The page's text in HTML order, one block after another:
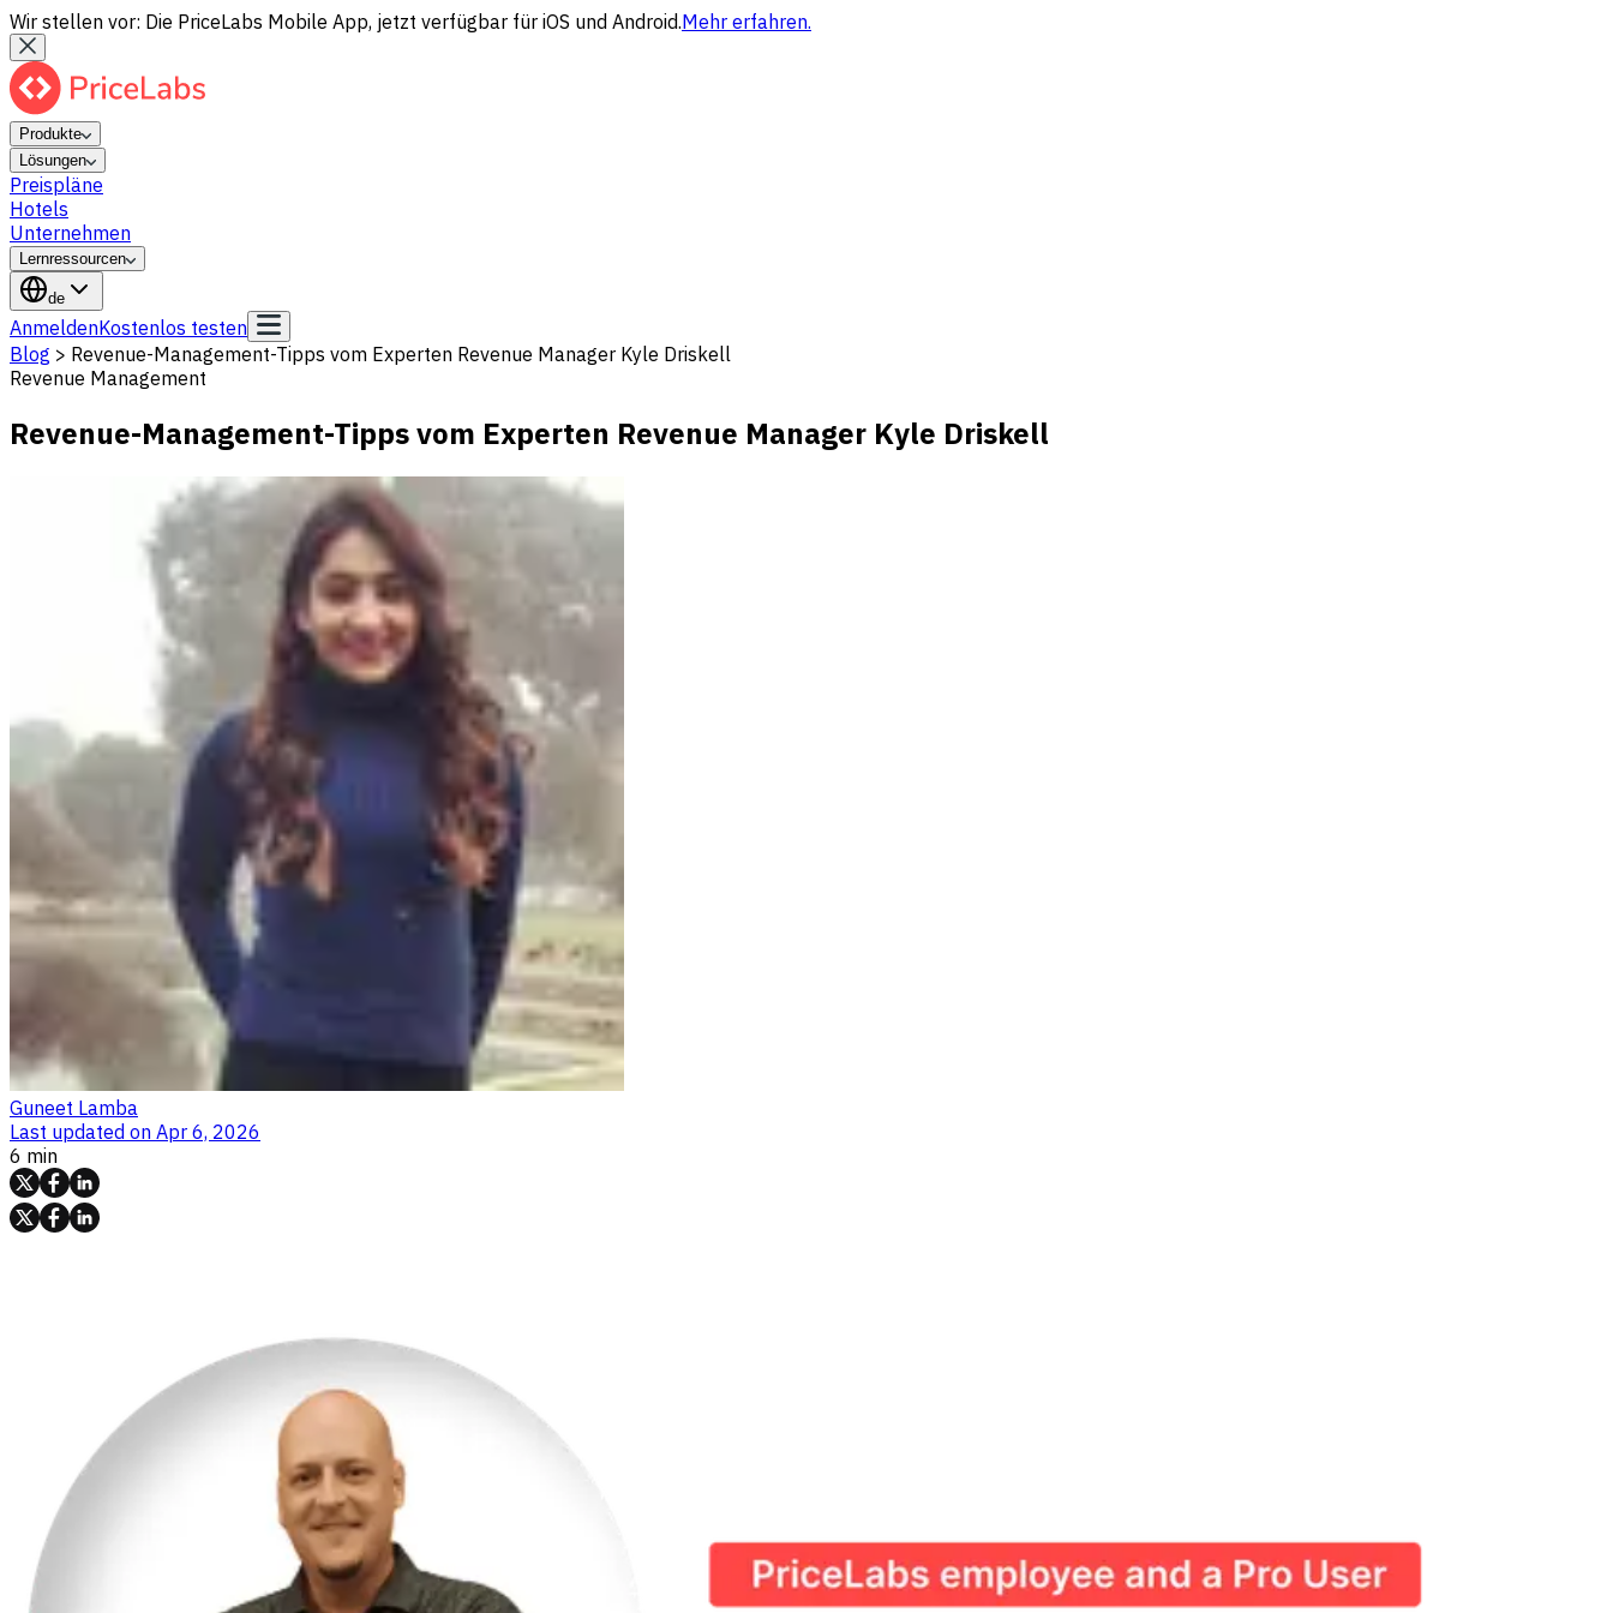
Wir stellen vor: Die PriceLabs Mobile App, jetzt verfügbar für iOS und Android.Mehr erfahren.
Produkte
Lösungen
Preispläne
Hotels
Unternehmen
Lernressourcen
de
AnmeldenKostenlos testen
Blog > Revenue-Management-Tipps vom Experten Revenue Manager Kyle Driskell
Revenue Management
Revenue-Management-Tipps vom Experten Revenue Manager Kyle Driskell
Guneet Lamba
Last updated on Apr 6, 2026
6 min